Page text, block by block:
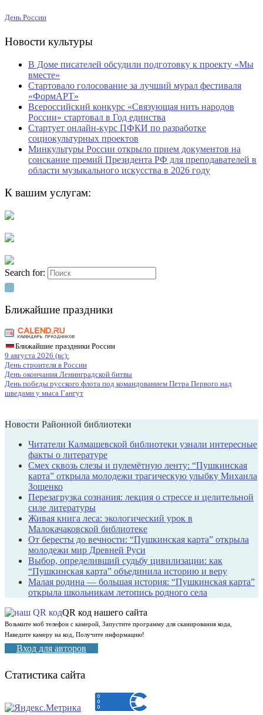
День России
Новости культуры
В Доме писателей обсудили подготовку к проекту «Мы
вместе»
Стартовало голосование за лучший мурал фестиваля
«ФормАРТ»
Всероссийский конкурс «Связующая нить народов
России» стартовал в Год единства
Стартует онлайн-курс ПФКИ по разработке
социокультурных проектов
Минкультуры России открыло прием документов на
соискание премий Президента РФ для преподавателей в
области музыкального искусства в 2026 году
К вашим услугам:
Search for:
Ближайшие праздники
Ближайшие праздники России
9 августа 2026 (вс):
День строителя в России
День окончания Ленинградской битвы
День победы русского флота под командованием Петра Первого над
шведами у мыса Гангут
Новости Районной библиотеки
Читатели Калмашевской библиотеки узнали интересные
факты о литературе
Смех сквозь слезы и пулемётную ленту: “Пушкинская
карта” открыла молодежи трагическую улыбку Михаила
Зощенко
Перезагрузка сознания: лекция о стрессе и целительной
силе литературы
Живая книга леса: экологический урок в
Малокачаковской библиотеке
От бересты до вечности: “Пушкинская карта” открыла
молодежи мир Древней Руси
Выбор, определивший судьбу цивилизации: как
“Пушкинская карта” объединила историю и веру
Малая родина — большая история: “Пушкинская карта”
открыла школьникам летопись родного села
QR код нашего сайта
Возьмите моб телефон с камерой, Запустите программу для сканирования кода,
Наведите камеру на код, Получите информацию!
Вход для авторов
Статистика сайта